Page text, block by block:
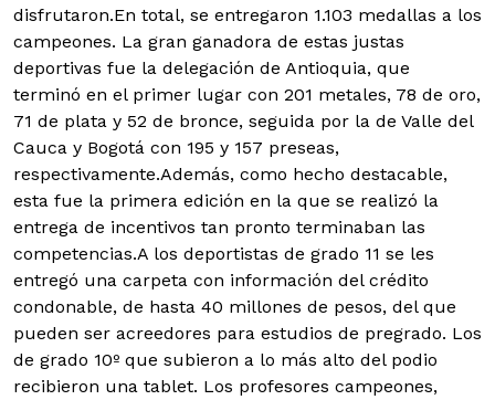
disfrutaron.En total, se entregaron 1.103 medallas a los
campeones. La gran ganadora de estas justas
deportivas fue la delegación de Antioquia, que
terminó en el primer lugar con 201 metales, 78 de oro,
71 de plata y 52 de bronce, seguida por la de Valle del
Cauca y Bogotá con 195 y 157 preseas,
respectivamente.Además, como hecho destacable,
esta fue la primera edición en la que se realizó la
entrega de incentivos tan pronto terminaban las
competencias.A los deportistas de grado 11 se les
entregó una carpeta con información del crédito
condonable, de hasta 40 millones de pesos, del que
pueden ser acreedores para estudios de pregrado. Los
de grado 10º que subieron a lo más alto del podio
recibieron una tablet. Los profesores campeones,